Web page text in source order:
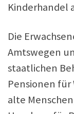
Kinderhandel
Die
Amtswegen
staatlichen
Pensionen
alte